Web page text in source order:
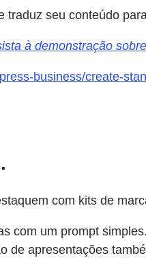
seu conteúdo
à demonstração
business/create-
com kits de
com um prompt
de apresentações